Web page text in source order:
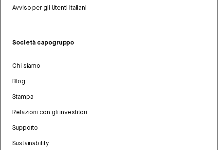
Avviso per gli Utenti Italiani
Società capogruppo
Chi siamo
Blog
Stampa
Relazioni con gli investitori
Supporto
Sustainability